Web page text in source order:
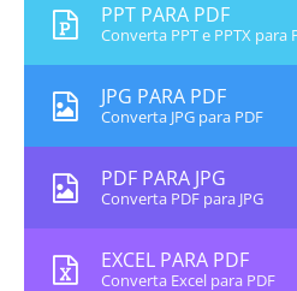
PPT PARA PDF
Converta PPT e PPTX para
JPG PARA PDF
Converta JPG para PDF
PDF PARA JPG
Converta PDF para JPG
EXCEL PARA PDF
Converta Excel para PDF